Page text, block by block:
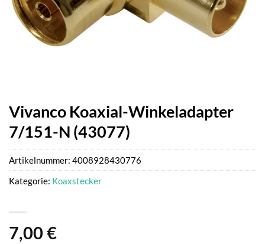
Vivanco Koaxial-Winkeladapter
7/151-N (43077)
7,00 €
Artikelnummer: 4008928430776
Kategorie: Koaxstecker